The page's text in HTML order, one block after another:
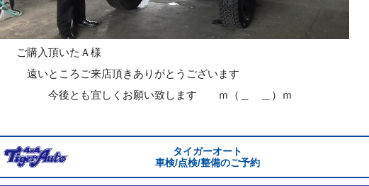
ご購入頂いたＡ様
遠いところご来店頂きありがとうございます
今後とも宜しくお願い致します ｍ（＿ ＿）ｍ
タイガーオート
車検/点検/整備のご予約